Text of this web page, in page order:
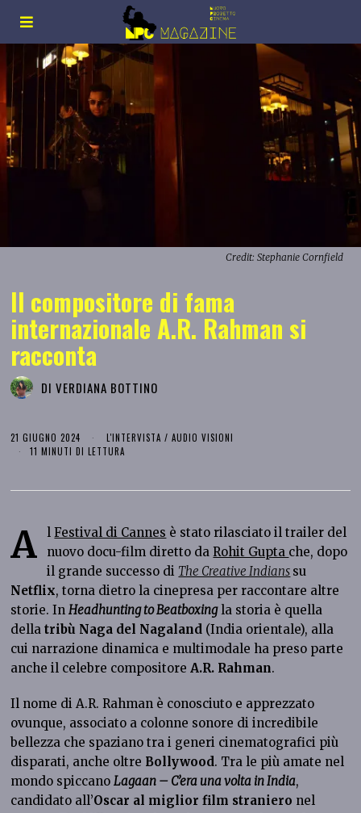
Credit: Stephanie Cornfield
Il compositore di fama
internazionale A.R. Rahman si
racconta
DIVERDIANA BOTTINO
21 GIUGNO 2024 L'INTERVISTA / AUDIO VISIONI
11 MINUTI DI LETTURA
A lFestival di Cannes è stato rilasciato il trailer del
nuovo docu-film diretto daRohit Gupta che, dopo
il grande successo di The Creative Indians su
Netflix, torna dietro la cinepresa per raccontare altre
storie. InHeadhunting to Beatboxingla storia è quella
dellatribù Naga del Nagaland (India orientale), alla
cui narrazione dinamica e multimodale ha preso parte
anche il celebre compositore A.R. Rahman.
Il nome di A.R. Rahman è conosciuto e apprezzato
ovunque, associato a colonne sonore di incredibile
bellezza che spaziano tra i generi cinematografici più
disparati, anche oltre Bollywood. Tra le più amate nel
mondo spiccanoLagaan – C’era una volta in India,
candidato all’Oscar al miglior film straniero nel